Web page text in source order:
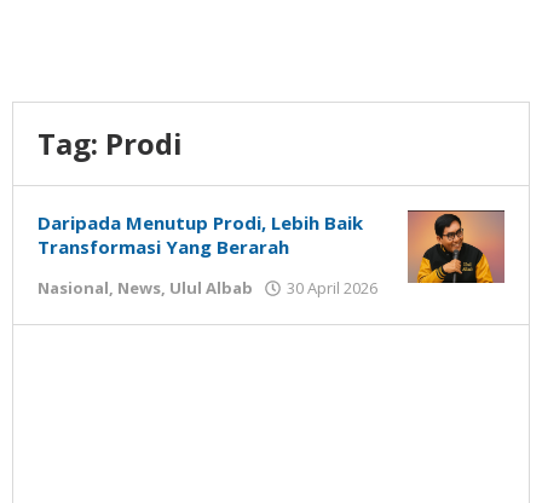
Tag: Prodi
Daripada Menutup Prodi, Lebih Baik
Transformasi Yang Berarah
Nasional, News, Ulul Albab 30 April 2026
oleh
Susanto